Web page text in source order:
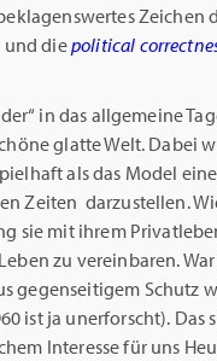
Zeichen
und diepolitical
in das allgemeine
glatte Welt. Dabei
als das Model
Zeiten darzustellen.
sie mit ihrem
zu vereinbaren.
gegenseitigem Schutz
ist ja unerforscht).
Interesse für uns